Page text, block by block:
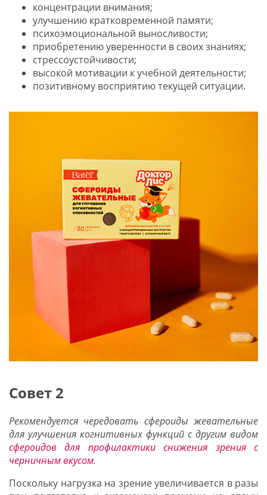
концентрации внимания;
улучшению кратковременной памяти;
психоэмоциональной выносливости;
приобретению уверенности в своих знаниях;
стрессоустойчивости;
высокой мотивации к учебной деятельности;
позитивному восприятию текущей ситуации.
Совет 2
Рекомендуется чередовать сфероиды жевательные
для улучшения когнитивных функций с другим видом
сфероидов для профилактики снижения зрения с
черничным вкусом.
Поскольку нагрузка на зрение увеличивается в разы